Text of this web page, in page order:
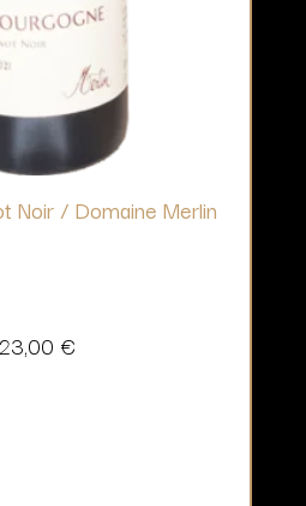
Noir / Domaine Merlin
23,00 €